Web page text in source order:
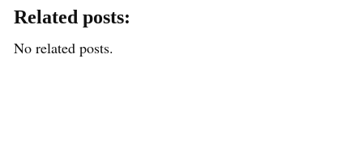
Related posts:
No related posts.